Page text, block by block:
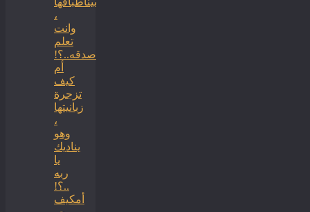
،
وانت
تعلم
صدقه..؟!
أم
كيف
تزجرة
زبانيتها
،
وهو
يناديك
يا
ربه
..؟!
أمكيف